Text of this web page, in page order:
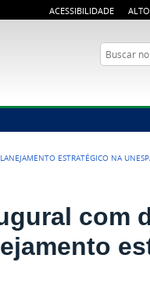
ACESSIBILIDADE
Busca
ESTRATÉGICO NA
com